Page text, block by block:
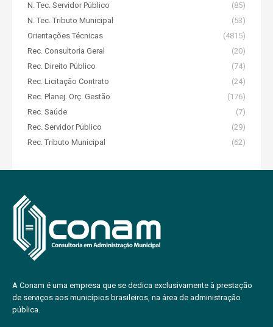
N. Tec. Servidor Público
(85)
N. Tec. Tributo Municipal
(53)
Orientações Técnicas
(4815)
Rec. Consultoria Geral
(20)
Rec. Direito Público
(74)
Rec. Licitação Contrato
(24)
Rec. Planej. Orç. Gestão
(176)
Rec. Saúde
(7)
Rec. Servidor Público
(29)
Rec. Tributo Municipal
(62)
A Conam é uma empresa que se dedica exclusivamente à prestação
de serviços aos municípios brasileiros, na área de administração
pública.